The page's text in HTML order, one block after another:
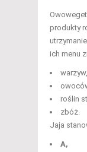
produkty
ich menu
warzyw,
roślin
zbóż.
Jaja
A,